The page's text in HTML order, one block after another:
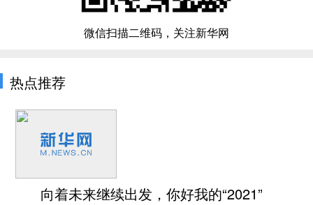
微信扫描二维码，关注新华网
热点推荐
向着未来继续出发，你好我的“2021”